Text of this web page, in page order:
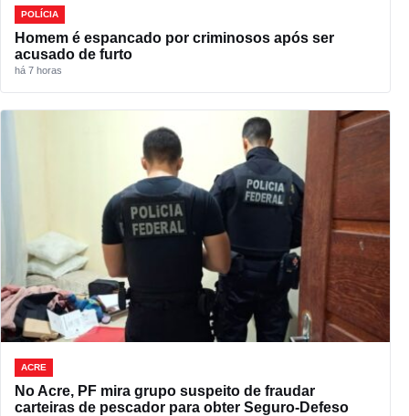
POLÍCIA
Homem é espancado por criminosos após ser
acusado de furto
há 7 horas
ACRE
No Acre, PF mira grupo suspeito de fraudar
carteiras de pescador para obter Seguro-Defeso